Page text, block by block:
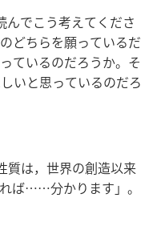
んでこう考えてくださ
のどちらを願っているだ
っているのだろうか。そ
いと思っているのだろ
質は， 世界の創造以来
れば……分かります」。